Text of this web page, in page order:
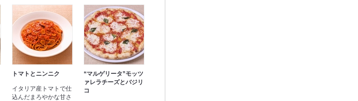
トマトとニンニク
イタリア産トマトで仕
込んだまろやかな甘さ
“マルゲリータ”モッツ
ァレラチーズとバジリ
コ